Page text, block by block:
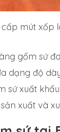
mút
gốm sứ
dạng độ
sứ xuất
xuất và